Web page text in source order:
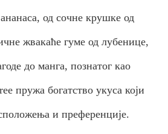
од сочне крушке од
жвакаће гуме од лубенице,
до манга, познатог као
пружа богатство укуса који
и преференције.